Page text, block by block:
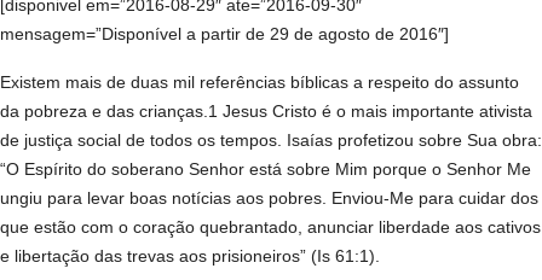
[disponivel em=”2016-08-29″ ate=”2016-09-30″
mensagem=”Disponível a partir de 29 de agosto de 2016″]
Existem mais de duas mil referências bíblicas a respeito do assunto
da pobreza e das crianças.1 Jesus Cristo é o mais importante ativista
de justiça social de todos os tempos. Isaías profetizou sobre Sua obra:
“O Espírito do soberano Senhor está sobre Mim porque o Senhor Me
ungiu para levar boas notícias aos pobres. Enviou-Me para cuidar dos
que estão com o coração quebrantado, anunciar liberdade aos cativos
e libertação das trevas aos prisioneiros” (Is 61:1).